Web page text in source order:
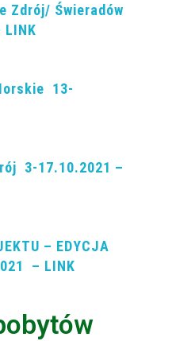
Zdrój/ Świeradów
13-
3-17.10.2021 –
– EDYCJA
– LINK